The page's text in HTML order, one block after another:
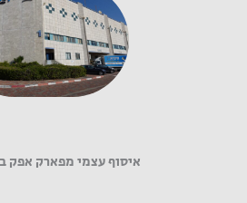
איסוף עצמי מפארק אפק